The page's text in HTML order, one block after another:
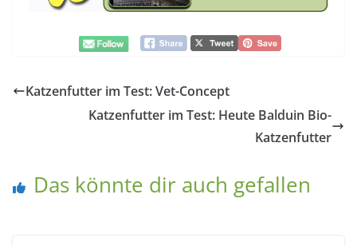
Katzenfutter im Test: Vet-Concept
Katzenfutter im Test: Heute Balduin Bio-
Katzenfutter
Das könnte dir auch gefallen